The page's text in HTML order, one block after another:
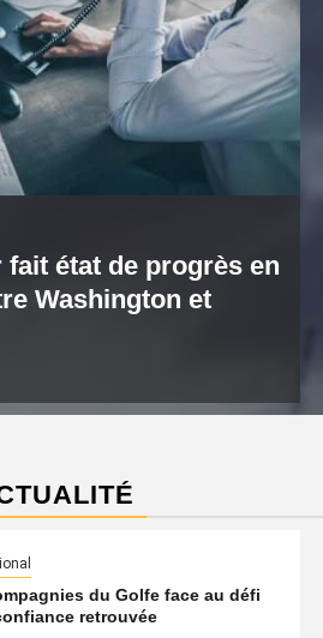
fait état de progrès en
Washington et
du Golfe face au défi
retrouvée